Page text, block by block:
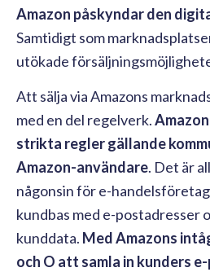
Amazon påskyndar den
Samtidigt som
utökade
Att sälja via Amazons
med en del regelverk.
strikta regler gällande
Amazon-användare. Det är
någonsin för e-
kundbas med e-postadresser
kunddata. Med Amazons
och O att samla in kunders